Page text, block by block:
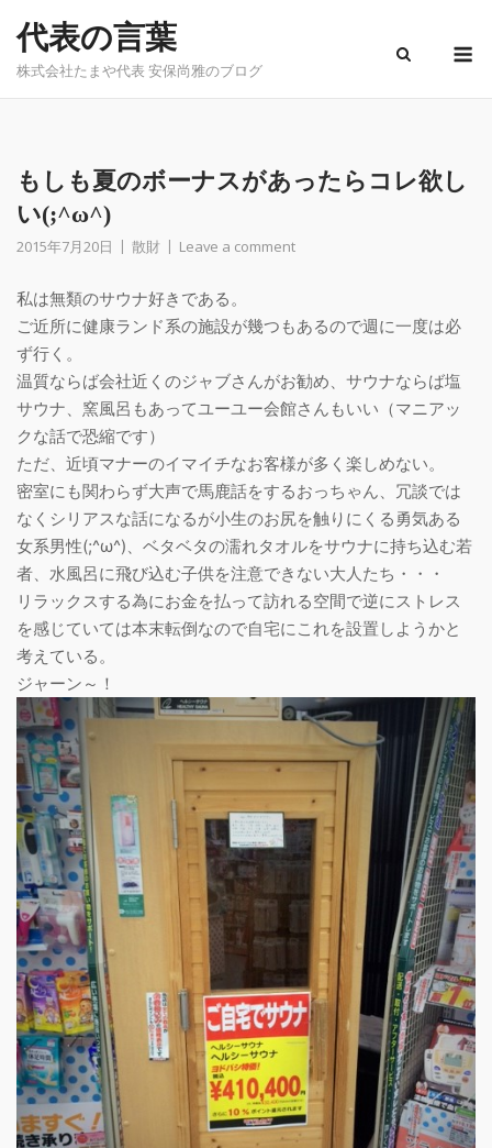
content
代表の言葉
株式会社たまや代表 安保尚雅のブログ
もしも夏のボーナスがあったらコレ欲し
い(;^ω^)
2015年7月20日 散財 Leave a comment
私は無類のサウナ好きである。
ご近所に健康ランド系の施設が幾つもあるので週に一度は必
ず行く。
温質ならば会社近くのジャブさんがお勧め、サウナならば塩
サウナ、窯風呂もあってユーユー会館さんもいい（マニアッ
クな話で恐縮です）
ただ、近頃マナーのイマイチなお客様が多く楽しめない。
密室にも関わらず大声で馬鹿話をするおっちゃん、冗談では
なくシリアスな話になるが小生のお尻を触りにくる勇気ある
女系男性(;^ω^)、ベタベタの濡れタオルをサウナに持ち込む若
者、水風呂に飛び込む子供を注意できない大人たち・・・
リラックスする為にお金を払って訪れる空間で逆にストレス
を感じていては本末転倒なので自宅にこれを設置しようかと
考えている。
ジャーン～！